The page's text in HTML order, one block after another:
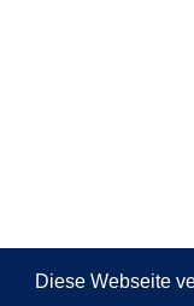
Diese Webseite